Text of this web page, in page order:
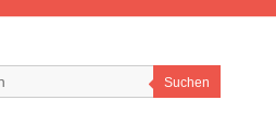
Suchen